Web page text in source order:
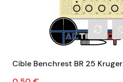
Cible Benchrest BR 25 Kruger